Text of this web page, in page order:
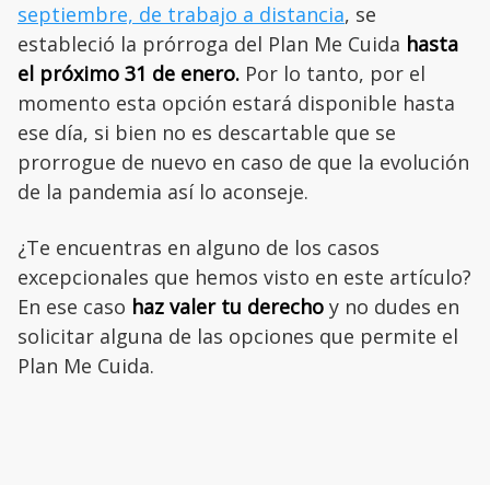
septiembre, de trabajo a distancia, se
estableció la prórroga del Plan Me Cuida hasta
el próximo 31 de enero. Por lo tanto, por el
momento esta opción estará disponible hasta
ese día, si bien no es descartable que se
prorrogue de nuevo en caso de que la evolución
de la pandemia así lo aconseje.
¿Te encuentras en alguno de los casos
excepcionales que hemos visto en este artículo?
En ese caso haz valer tu derecho y no dudes en
solicitar alguna de las opciones que permite el
Plan Me Cuida.